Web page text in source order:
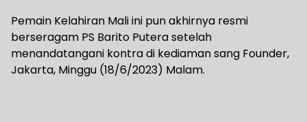
Pemain Kelahiran Mali ini pun akhirnya resmi
berseragam PS Barito Putera setelah
menandatangani kontra di kediaman sang Founder,
Jakarta, Minggu (18/6/2023) Malam.